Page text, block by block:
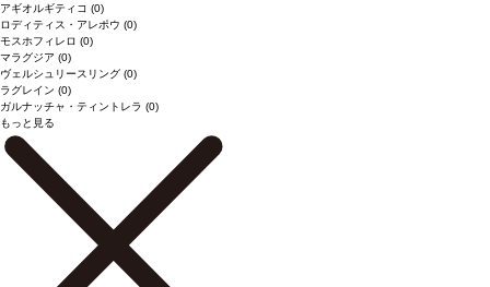
アギオルギティコ (0)
ロディティス・アレポウ (0)
モスホフィレロ (0)
マラグジア (0)
ヴェルシュリースリング (0)
ラグレイン (0)
ガルナッチャ・ティントレラ (0)
もっと見る